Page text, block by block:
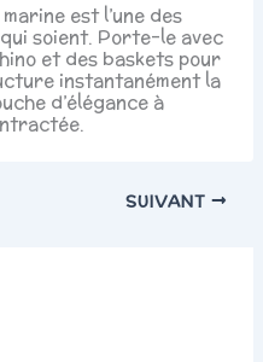
est l’une des
soient. Porte-le avec
et des baskets pour
instantanément la
d’élégance à
SUIVANT